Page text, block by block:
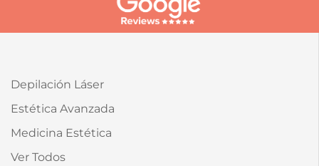
Depilación Láser
Estética Avanzada
Medicina Estética
Ver Todos